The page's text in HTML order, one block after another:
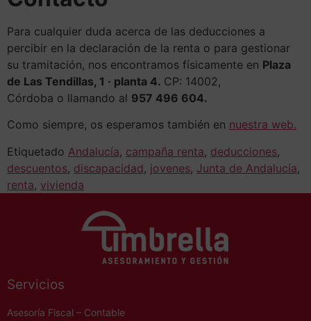
Para cualquier duda acerca de las deducciones a
percibir en la declaración de la renta o para gestionar
su tramitación, nos encontramos físicamente en Plaza
de Las Tendillas, 1 · planta 4. CP: 14002,
Córdoba o llamando al 957 496 604.
Como siempre, os esperamos también en nuestra web.
Etiquetado Andalucía, campaña renta, deducciones,
descuentos, discapacidad, jovenes, Junta de Andalucía,
renta, vivienda
Servicios
Asesoría Fiscal – Contable